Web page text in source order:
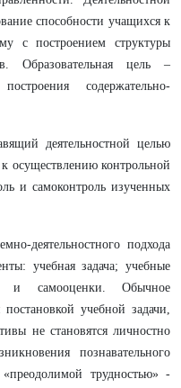
способности учащихся к
с построением структуры
Образовательная цель –
содержательно-
деятельностной целью
осуществлению контрольной
и самоконтроль изученных
деятельностного подхода
учебная задача; учебные
и самооценки. Обычное
учебной задачи,
не становятся личностно
познавательного
трудностью» -